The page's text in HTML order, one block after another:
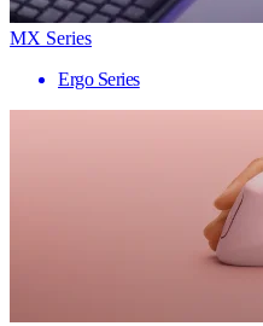
MX Series
Ergo Series